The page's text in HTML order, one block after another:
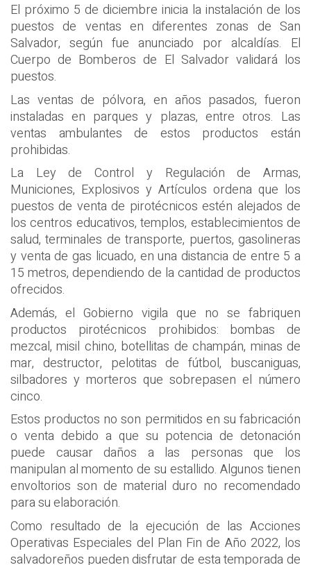
El próximo 5 de diciembre inicia la instalación de los
puestos de ventas en diferentes zonas de San
Salvador, según fue anunciado por alcaldías. El
Cuerpo de Bomberos de El Salvador validará los
puestos.
Las ventas de pólvora, en años pasados, fueron
instaladas en parques y plazas, entre otros. Las
ventas ambulantes de estos productos están
prohibidas.
La Ley de Control y Regulación de Armas,
Municiones, Explosivos y Artículos ordena que los
puestos de venta de pirotécnicos estén alejados de
los centros educativos, templos, establecimientos de
salud, terminales de transporte, puertos, gasolineras
y venta de gas licuado, en una distancia de entre 5 a
15 metros, dependiendo de la cantidad de productos
ofrecidos.
Además, el Gobierno vigila que no se fabriquen
productos pirotécnicos prohibidos: bombas de
mezcal, misil chino, botellitas de champán, minas de
mar, destructor, pelotitas de fútbol, buscaniguas,
silbadores y morteros que sobrepasen el número
cinco.
Estos productos no son permitidos en su fabricación
o venta debido a que su potencia de detonación
puede causar daños a las personas que los
manipulan al momento de su estallido. Algunos tienen
envoltorios son de material duro no recomendado
para su elaboración.
Como resultado de la ejecución de las Acciones
Operativas Especiales del Plan Fin de Año 2022, los
salvadoreños pueden disfrutar de esta temporada de